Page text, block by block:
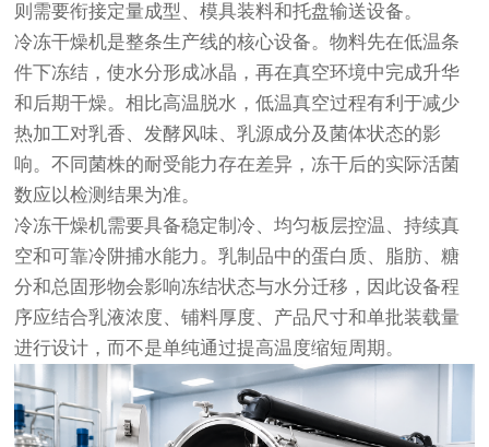
则需要衔接定量成型、模具装料和托盘输送设备。
冷冻干燥机是整条生产线的核心设备。物料先在低温条
件下冻结，使水分形成冰晶，再在真空环境中完成升华
和后期干燥。相比高温脱水，低温真空过程有利于减少
热加工对乳香、发酵风味、乳源成分及菌体状态的影
响。不同菌株的耐受能力存在差异，冻干后的实际活菌
数应以检测结果为准。
冷冻干燥机需要具备稳定制冷、均匀板层控温、持续真
空和可靠冷阱捕水能力。乳制品中的蛋白质、脂肪、糖
分和总固形物会影响冻结状态与水分迁移，因此设备程
序应结合乳液浓度、铺料厚度、产品尺寸和单批装载量
进行设计，而不是单纯通过提高温度缩短周期。